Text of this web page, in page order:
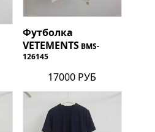
Футболка
VETEMENTS BMS-
126145
17000 РУБ